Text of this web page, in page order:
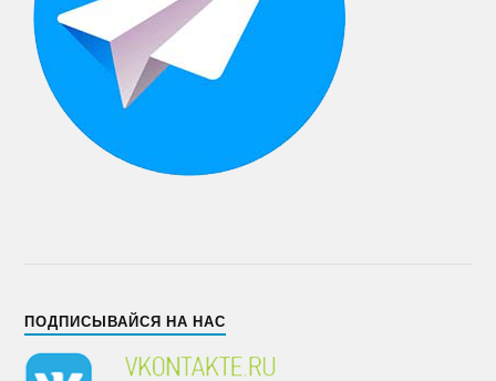
ПОДПИСЫВАЙСЯ НА НАС